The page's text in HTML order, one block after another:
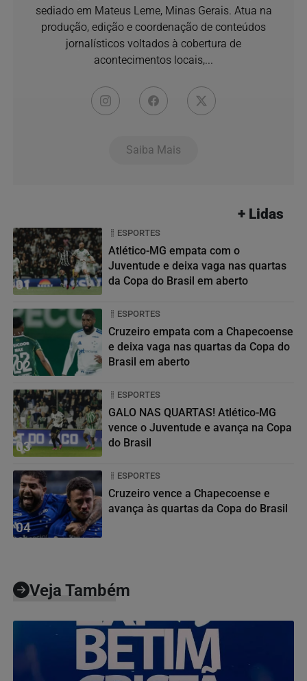
sediado em Mateus Leme, Minas Gerais. Atua na
produção, edição e coordenação de conteúdos
jornalísticos voltados à cobertura de
acontecimentos locais,...
Saiba Mais
+ Lidas
01
ESPORTES
Atlético-MG empata com o
Juventude e deixa vaga nas quartas
da Copa do Brasil em aberto
02
ESPORTES
Cruzeiro empata com a Chapecoense
e deixa vaga nas quartas da Copa do
Brasil em aberto
03
ESPORTES
GALO NAS QUARTAS! Atlético-MG
vence o Juventude e avança na Copa
do Brasil
04
ESPORTES
Cruzeiro vence a Chapecoense e
avança às quartas da Copa do Brasil
Veja Também